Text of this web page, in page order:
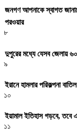
জনগণ আপনাকে স্বাগত
পরওয়ার
৮
দুপুরের মধ্যে যেসব জেলায়
৯
ইরানে হামলার পরিকল্পনা
১০
ইয়ামাল ইতিহাস গড়বে, তবে
১১